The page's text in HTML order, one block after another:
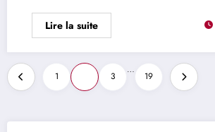
Lire la suite
Pagination
des
publications
1 3
…
19